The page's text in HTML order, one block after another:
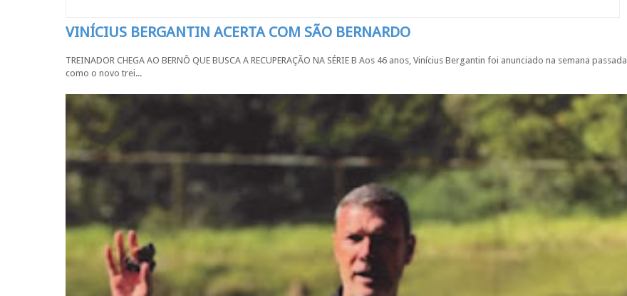
VINÍCIUS BERGANTIN ACERTA COM SÃO BERNARDO
TREINADOR CHEGA AO BERNÔ QUE BUSCA A RECUPERAÇÃO NA SÉRIE B Aos 46 anos, Vinícius Bergantin foi anunciado na semana passada
como o novo trei...